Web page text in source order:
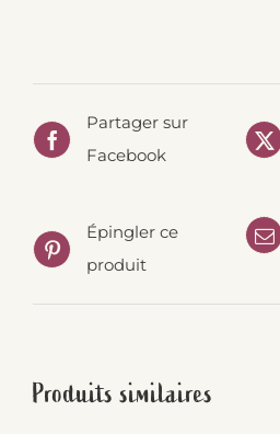
Partager sur
Facebook
Épingler ce
produit
Produits similaires